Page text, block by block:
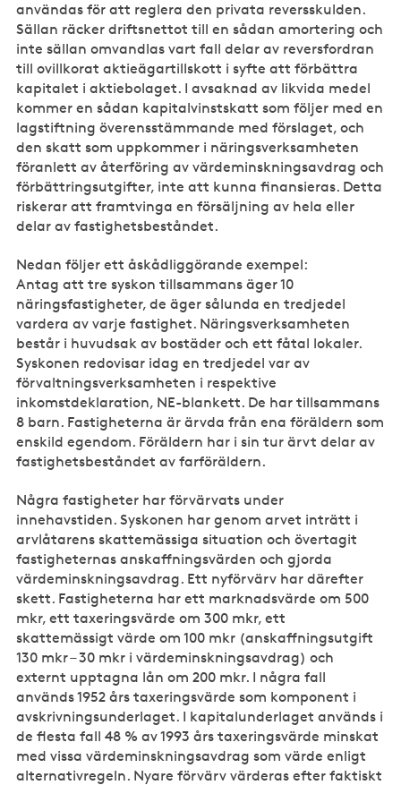
användas för att reglera den privata reversskulden.
Sällan räcker driftsnettot till en sådan amortering och
inte sällan omvandlas vart fall delar av reversfordran
till ovillkorat aktieägartillskott i syfte att förbättra
kapitalet i aktiebolaget. I avsaknad av likvida medel
kommer en sådan kapitalvinstskatt som följer med en
lagstiftning överensstämmande med förslaget, och
den skatt som uppkommer i näringsverksamheten
föranlett av återföring av värdeminskningsavdrag och
förbättringsutgifter, inte att kunna finansieras. Detta
riskerar att framtvinga en försäljning av hela eller
delar av fastighetsbeståndet.
Nedan följer ett åskådliggörande exempel:
Antag att tre syskon tillsammans äger 10
näringsfastigheter, de äger sålunda en tredjedel
vardera av varje fastighet. Näringsverksamheten
består i huvudsak av bostäder och ett fåtal lokaler.
Syskonen redovisar idag en tredjedel var av
förvaltningsverksamheten i respektive
inkomstdeklaration, NE-blankett. De har tillsammans
8 barn. Fastigheterna är ärvda från ena föräldern som
enskild egendom. Föräldern har i sin tur ärvt delar av
fastighetsbeståndet av farföräldern.
Några fastigheter har förvärvats under
innehavstiden. Syskonen har genom arvet inträtt i
arvlåtarens skattemässiga situation och övertagit
fastigheternas anskaffningsvärden och gjorda
värdeminskningsavdrag. Ett nyförvärv har därefter
skett. Fastigheterna har ett marknadsvärde om 500
mkr, ett taxeringsvärde om 300 mkr, ett
skattemässigt värde om 100 mkr (anskaffningsutgift
130 mkr – 30 mkr i värdeminskningsavdrag) och
externt upptagna lån om 200 mkr. I några fall
används 1952 års taxeringsvärde som komponent i
avskrivningsunderlaget. I kapitalunderlaget används i
de flesta fall 48 % av 1993 års taxeringsvärde minskat
med vissa värdeminskningsavdrag som värde enligt
alternativregeln. Nyare förvärv värderas efter faktiskt